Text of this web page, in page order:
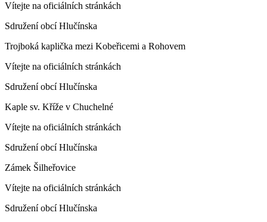
Vítejte na oficiálních stránkách
Sdružení obcí Hlučínska
Trojboká kaplička mezi Kobeřicemi a Rohovem
Vítejte na oficiálních stránkách
Sdružení obcí Hlučínska
Kaple sv. Kříže v Chuchelné
Vítejte na oficiálních stránkách
Sdružení obcí Hlučínska
Zámek Šilheřovice
Vítejte na oficiálních stránkách
Sdružení obcí Hlučínska